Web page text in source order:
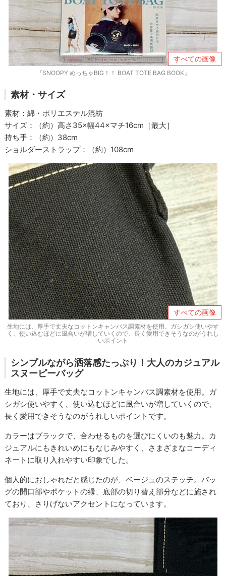
すべての画像
『SNOOPY めっちゃBIG！！ BOAT TOTE BAG BOOK』
素材・サイズ
素材：綿・ポリエステル混紡
サイズ：（約）高さ35×幅44×マチ16cm［最大］
持ち手：（約）38cm
ショルダーストラップ：（約）108cm
すべての画像
生地には、厚手で丈夫なコットンキャンバス調素材を使用。ガシガシ使いやす
く、使い込むほどに風合いが増していくので、長く愛用できそうなのがうれし
いポイント
シンプルながら洒落感たっぷり！大人のカジュアル
スヌーピーバッグ
生地には、厚手で丈夫なコットンキャンバス調素材を使用。ガ
シガシ使いやすく、使い込むほどに風合いが増していくので、
長く愛用できそうなのがうれしいポイントです。
カラーはブラックで、合わせるものを選びにくいのも魅力。カ
ジュアルにもきれいめにもなじみやすく、さまざまなコーディ
ネートに取り入れやすい印象でした。
個人的におしゃれだと感じたのが、ベージュのステッチ。バッ
グの開口部やポケットの縁、底部の切り替え部分などに施され
ており、さりげないアクセントになっています。